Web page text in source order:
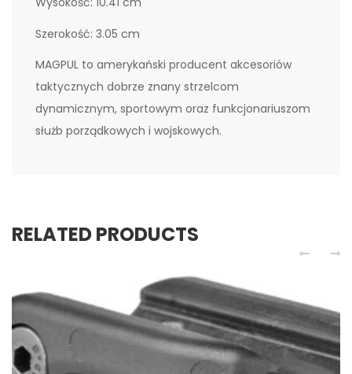
Szerokość: 3.05 cm
MAGPUL to amerykański producent akcesoriów
taktycznych dobrze znany strzelcom
dynamicznym, sportowym oraz funkcjonariuszom
służb porządkowych i wojskowych.
RELATED PRODUCTS